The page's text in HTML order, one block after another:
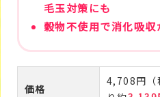
毛玉対策にも
穀物不使用で消化吸収
価格
4,708円（